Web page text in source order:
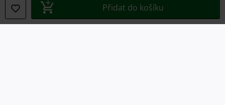
Přidat do košíku
Nastavení souborů cookie